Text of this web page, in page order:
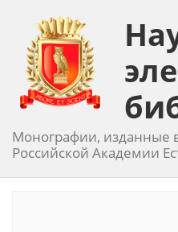
Монографии, изданные
Российской Академии